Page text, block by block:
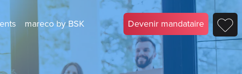
mareco by BSK Devenir mandataire